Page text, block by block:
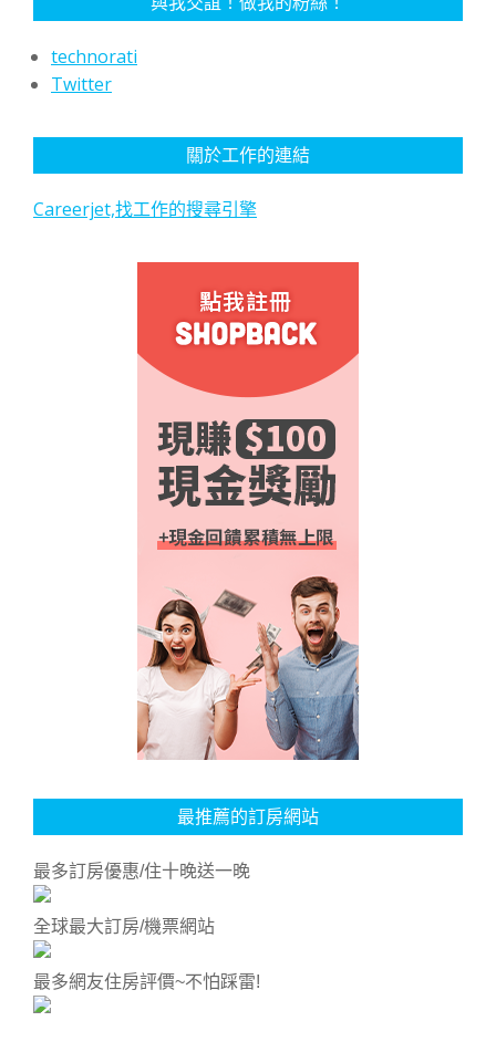
technorati
Twitter
關於工作的連結
Careerjet,找工作的搜尋引擎
最推薦的訂房網站
最多訂房優惠/住十晚送一晚
全球最大訂房/機票網站
最多網友住房評價~不怕踩雷!